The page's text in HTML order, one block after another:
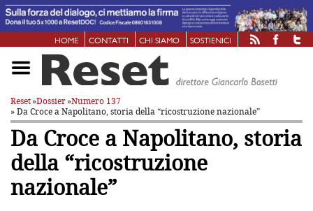
HOME CONTATTI CHI SIAMO SOSTIENICI
Reset»Dossier»Numero 137
» Da Croce a Napolitano, storia della “ricostruzione nazionale”
Da Croce a Napolitano, storia
della “ricostruzione
nazionale”